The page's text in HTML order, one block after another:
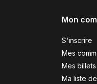
Mon
S'inscrire
Mes
Mes billets
Ma liste